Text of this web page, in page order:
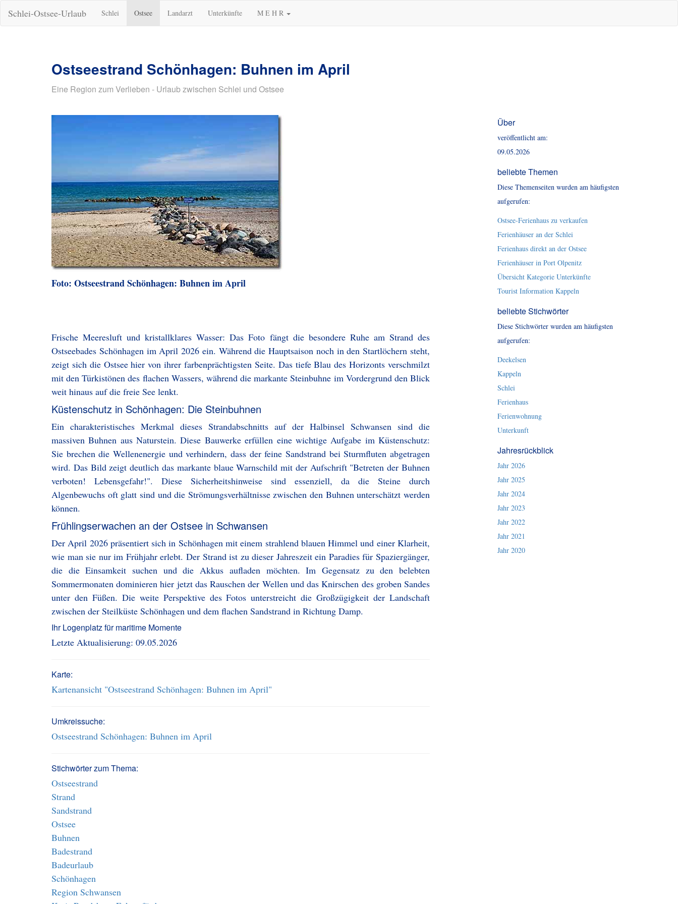
Schlei-Ostsee-Urlaub Schlei Ostsee Landarzt Unterkünfte M E H R
Ostseestrand Schönhagen: Buhnen im April
Eine Region zum Verlieben - Urlaub zwischen Schlei und Ostsee
Foto: Ostseestrand Schönhagen: Buhnen im April
Frische Meeresluft und kristallklares Wasser: Das Foto fängt die besondere Ruhe am Strand des
Ostseebades Schönhagen im April 2026 ein. Während die Hauptsaison noch in den Startlöchern steht,
zeigt sich die Ostsee hier von ihrer farbenprächtigsten Seite. Das tiefe Blau des Horizonts verschmilzt
mit den Türkistönen des flachen Wassers, während die markante Steinbuhne im Vordergrund den Blick
weit hinaus auf die freie See lenkt.
Küstenschutz in Schönhagen: Die Steinbuhnen
Ein charakteristisches Merkmal dieses Strandabschnitts auf der Halbinsel Schwansen sind die
massiven Buhnen aus Naturstein. Diese Bauwerke erfüllen eine wichtige Aufgabe im Küstenschutz:
Sie brechen die Wellenenergie und verhindern, dass der feine Sandstrand bei Sturmfluten abgetragen
wird. Das Bild zeigt deutlich das markante blaue Warnschild mit der Aufschrift "Betreten der Buhnen
verboten! Lebensgefahr!". Diese Sicherheitshinweise sind essenziell, da die Steine durch
Algenbewuchs oft glatt sind und die Strömungsverhältnisse zwischen den Buhnen unterschätzt werden
können.
Frühlingserwachen an der Ostsee in Schwansen
Der April 2026 präsentiert sich in Schönhagen mit einem strahlend blauen Himmel und einer Klarheit,
wie man sie nur im Frühjahr erlebt. Der Strand ist zu dieser Jahreszeit ein Paradies für Spaziergänger,
die die Einsamkeit suchen und die Akkus aufladen möchten. Im Gegensatz zu den belebten
Sommermonaten dominieren hier jetzt das Rauschen der Wellen und das Knirschen des groben Sandes
unter den Füßen. Die weite Perspektive des Fotos unterstreicht die Großzügigkeit der Landschaft
zwischen der Steilküste Schönhagen und dem flachen Sandstrand in Richtung Damp.
Ihr Logenplatz für maritime Momente
Letzte Aktualisierung: 09.05.2026
Karte:
Kartenansicht "Ostseestrand Schönhagen: Buhnen im April"
Umkreissuche:
Ostseestrand Schönhagen: Buhnen im April
Stichwörter zum Thema:
Ostseestrand
Strand
Sandstrand
Ostsee
Buhnen
Badestrand
Badeurlaub
Schönhagen
Region Schwansen
Über
veröffentlicht am:
09.05.2026
beliebte Themen
Diese Themenseiten wurden am häufigsten
aufgerufen:
Ostsee-Ferienhaus zu verkaufen
Ferienhäuser an der Schlei
Ferienhaus direkt an der Ostsee
Ferienhäuser in Port Olpenitz
Übersicht Kategorie Unterkünfte
Tourist Information Kappeln
beliebte Stichwörter
Diese Stichwörter wurden am häufigsten
aufgerufen:
Deekelsen
Kappeln
Schlei
Ferienhaus
Ferienwohnung
Unterkunft
Jahresrückblick
Jahr 2026
Jahr 2025
Jahr 2024
Jahr 2023
Jahr 2022
Jahr 2021
Jahr 2020